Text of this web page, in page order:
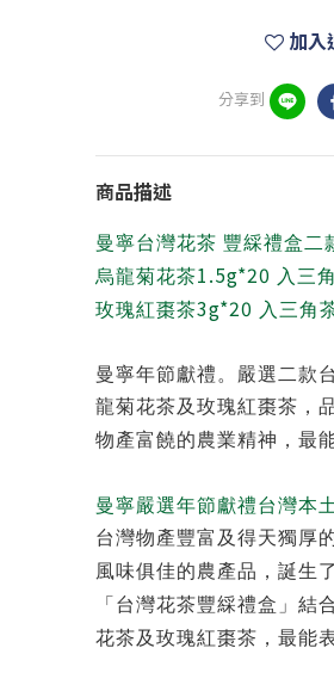
加入
分享到
商品描述
曼寧台灣花茶 豐綵禮盒 二
烏龍菊花茶1.5g*20 入三
玫瑰紅棗茶3g*20 入三角
曼寧年節獻禮。嚴選二款
龍菊花茶及玫瑰紅棗茶，
物產富饒的農業精神，最
曼寧嚴選年節獻禮台灣本
台灣物產豐富及得天獨厚
風味俱佳的農產品，誕生
「 台灣花茶豐綵禮盒」結
花茶及玫瑰紅棗茶，最能